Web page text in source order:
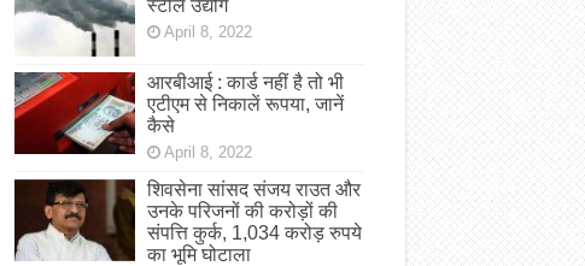
स्टील उद्योग
April 8, 2022
आरबीआई : कार्ड नहीं है तो भी
एटीएम से निकालें रूपया, जानें
कैसे
April 8, 2022
शिवसेना सांसद संजय राउत और
उनके परिजनों की करोड़ों की
संपत्ति कुर्क, 1,034 करोड़ रुपये
का भूमि घोटाला